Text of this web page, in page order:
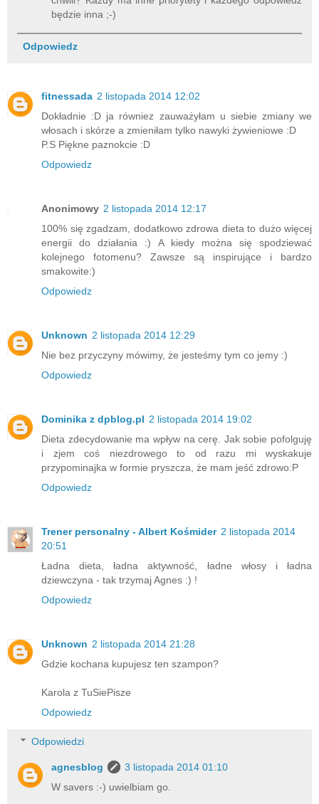
będzie inna ;-)
Odpowiedz
fitnessada 2 listopada 2014 12:02
Dokładnie :D ja równiez zauważyłam u siebie zmiany we
włosach i skórze a zmieniłam tylko nawyki żywieniowe :D
P.S Piękne paznokcie :D
Odpowiedz
Anonimowy 2 listopada 2014 12:17
100% się zgadzam, dodatkowo zdrowa dieta to dużo więcej
energii do działania :) A kiedy można się spodziewać
kolejnego fotomenu? Zawsze są inspirujące i bardzo
smakowite:)
Odpowiedz
Unknown 2 listopada 2014 12:29
Nie bez przyczyny mówimy, że jesteśmy tym co jemy :)
Odpowiedz
Dominika z dpblog.pl 2 listopada 2014 19:02
Dieta zdecydowanie ma wpływ na cerę. Jak sobie pofolguję
i zjem coś niezdrowego to od razu mi wyskakuje
przypominajka w formie pryszcza, że mam jeść zdrowo:P
Odpowiedz
Trener personalny - Albert Kośmider 2 listopada 2014
20:51
Ładna dieta, ładna aktywność, ładne włosy i ładna
dziewczyna - tak trzymaj Agnes :) !
Odpowiedz
Unknown 2 listopada 2014 21:28
Gdzie kochana kupujesz ten szampon?
Karola z TuSiePisze
Odpowiedz
Odpowiedzi
agnesblog
3 listopada 2014 01:10
W savers :-) uwielbiam go.